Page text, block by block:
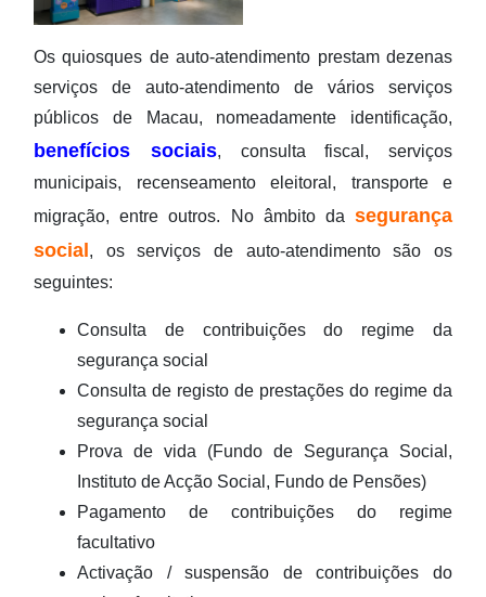
Os quiosques de auto-atendimento prestam dezenas
serviços de auto-atendimento de vários serviços
públicos de Macau, nomeadamente identificação,
benefícios sociais, consulta fiscal, serviços
municipais, recenseamento eleitoral, transporte e
migração, entre outros. No âmbito da segurança
social, os serviços de auto-atendimento são os
seguintes:
Consulta de contribuições do regime da
segurança social
Consulta de registo de prestações do regime da
segurança social
Prova de vida (Fundo de Segurança Social,
Instituto de Acção Social, Fundo de Pensões)
Pagamento de contribuições do regime
facultativo
Activação / suspensão de contribuições do